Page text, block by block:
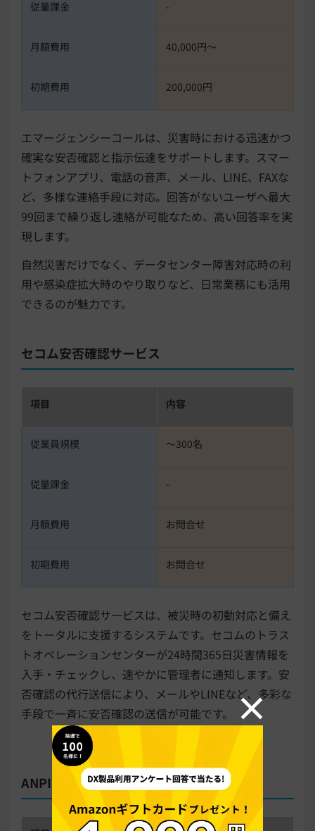
従量課金 -
月額費用 40,000円〜
初期費用 200,000円
エマージェンシーコールは、災害時における迅速かつ
確実な安否確認と指示伝達をサポートします。スマー
トフォンアプリ、電話の音声、メール、LINE、FAXな
ど、多様な連絡手段に対応。回答がないユーザへ最大
99回まで繰り返し連絡が可能なため、高い回答率を実
現します。
自然災害だけでなく、データセンター障害対応時の利
用や感染症拡大時のやり取りなど、日常業務にも活用
できるのが魅力です。
セコム安否確認サービス
項目 内容
従業員規模 〜300名
従量課金 -
月額費用 お問合せ
初期費用 お問合せ
セコム安否確認サービスは、被災時の初動対応と備え
をトータルに支援するシステムです。セコムのトラス
トオペレーションセンターが24時間365日災害情報を
入手・チェックし、速やかに管理者に通知します。安
否確認の代行送信により、メールやLINEなど、多彩な
手段で一斉に安否確認の送信が可能です。
ANPIC